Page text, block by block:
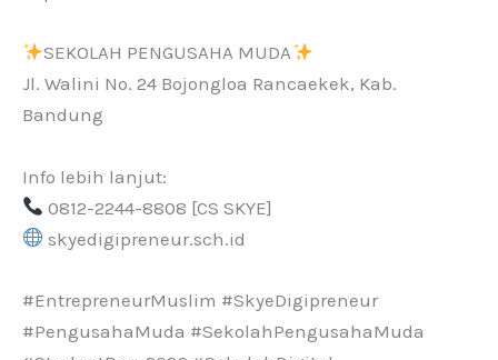
SEKOLAH PENGUSAHA MUDA
Jl. Walini No. 24 Bojongloa Rancaekek, Kab.
Bandung
Info lebih lanjut:
0812-2244-8808 [CS SKYE]
skyedigipreneur.sch.id
#EntrepreneurMuslim #SkyeDigipreneur
#PengusahaMuda #SekolahPengusahaMuda